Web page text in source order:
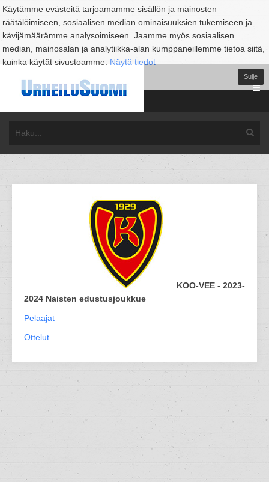
Käytämme evästeitä tarjoamamme sisällön ja mainosten
räätälöimiseen, sosiaalisen median ominaisuuksien tukemiseen ja
kävijämäärämme analysoimiseen. Jaamme myös sosiaalisen
median, mainosalan ja analytiikka-alan kumppaneillemme tietoa siitä,
kuinka käytät sivustoamme. Näytä tiedot
Sulje
KOO-VEE - 2023-
2024 Naisten edustusjoukkue
Pelaajat
Ottelut